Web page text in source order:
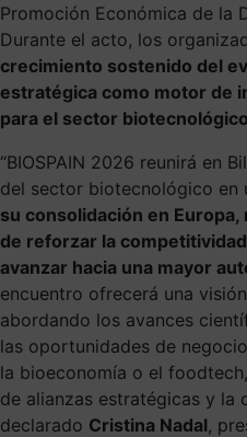
Promoción Económica de la
Durante el acto, los
crecimiento sostenido del
estratégica como motor de
para el sector biotecnológico
“BIOSPAIN 2026 reunirá en
del sector biotecnológico en
su consolidación en
de reforzar la
avanzar hacia una mayor
encuentro ofrecerá una
abordando los avances
las oportunidades de
la bioeconomía o el
de alianzas estratégicas y la
declarado Cristina Nadal,